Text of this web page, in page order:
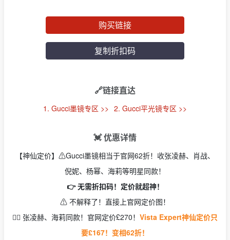
购买链接
复制折扣码
🔗链接直达
1. Gucci墨镜专区 >> 2. Gucci平光镜专区 >>
💓 优惠详情
【神仙定价】⚠️Gucci墨镜相当于官网62折！收张凌赫、肖战、
倪妮、杨幂、海莉等明星同款！
👉 无需折扣码！定价就超神！
⚠️ 不解释了！直接上官网定价图！
👉🏻 张凌赫、海莉同款！官网定价£270！ Vista Expert神仙定价只
要£167！变相62折！